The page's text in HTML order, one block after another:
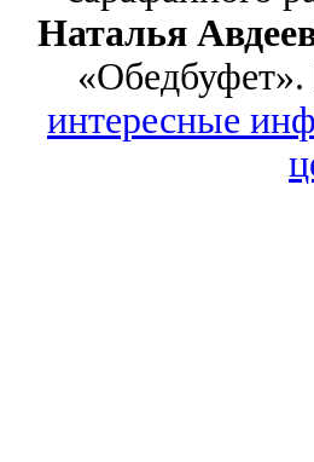
Наталья
интересные